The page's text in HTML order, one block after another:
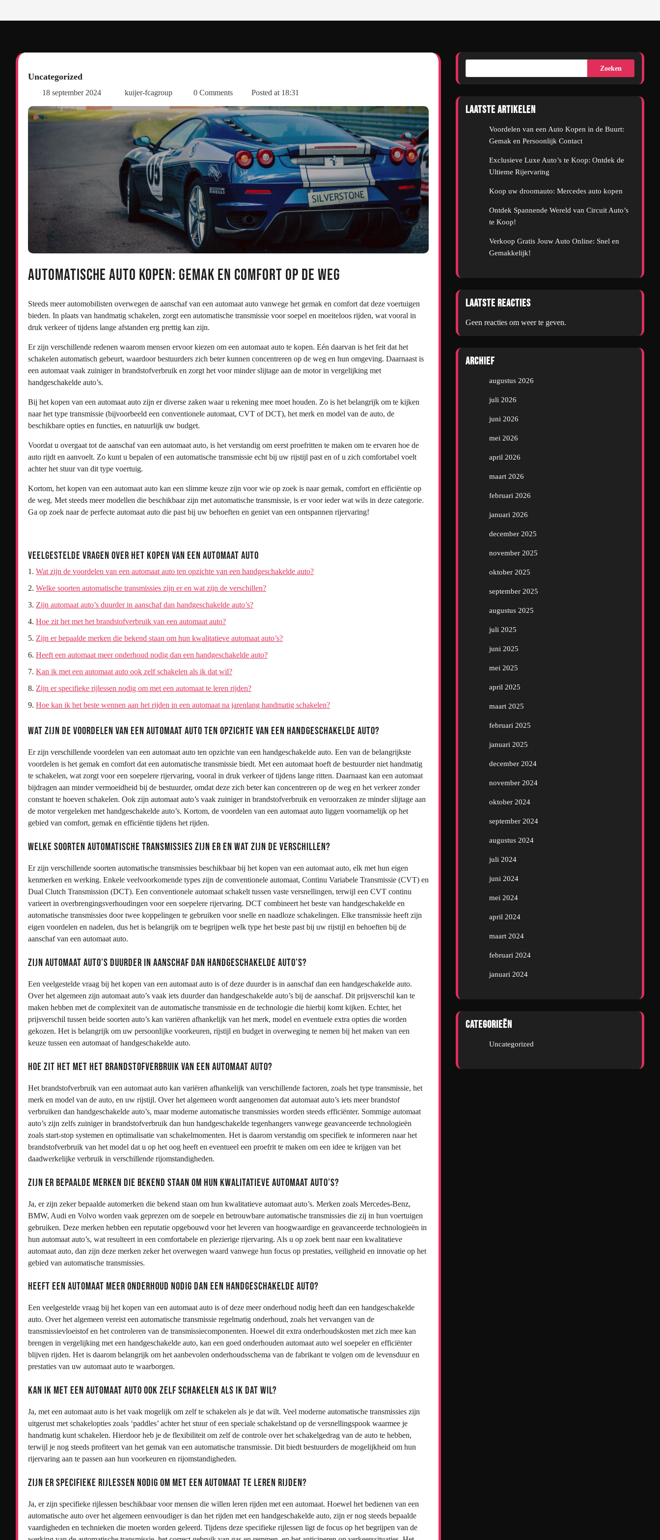
Uncategorized
18 september 2024 kuijer-fcagroup 0 Comments Posted at 18:31
Automatische auto kopen: Gemak en Comfort op de Weg
Steeds meer automobilisten overwegen de aanschaf van een automaat auto vanwege het gemak en comfort dat deze voertuigen
bieden. In plaats van handmatig schakelen, zorgt een automatische transmissie voor soepel en moeiteloos rijden, wat vooral in
druk verkeer of tijdens lange afstanden erg prettig kan zijn.
Er zijn verschillende redenen waarom mensen ervoor kiezen om een automaat auto te kopen. Eén daarvan is het feit dat het
schakelen automatisch gebeurt, waardoor bestuurders zich beter kunnen concentreren op de weg en hun omgeving. Daarnaast is
een automaat vaak zuiniger in brandstofverbruik en zorgt het voor minder slijtage aan de motor in vergelijking met
handgeschakelde auto’s.
Bij het kopen van een automaat auto zijn er diverse zaken waar u rekening mee moet houden. Zo is het belangrijk om te kijken
naar het type transmissie (bijvoorbeeld een conventionele automaat, CVT of DCT), het merk en model van de auto, de
beschikbare opties en functies, en natuurlijk uw budget.
Voordat u overgaat tot de aanschaf van een automaat auto, is het verstandig om eerst proefritten te maken om te ervaren hoe de
auto rijdt en aanvoelt. Zo kunt u bepalen of een automatische transmissie echt bij uw rijstijl past en of u zich comfortabel voelt
achter het stuur van dit type voertuig.
Kortom, het kopen van een automaat auto kan een slimme keuze zijn voor wie op zoek is naar gemak, comfort en efficiëntie op
de weg. Met steeds meer modellen die beschikbaar zijn met automatische transmissie, is er voor ieder wat wils in deze categorie.
Ga op zoek naar de perfecte automaat auto die past bij uw behoeften en geniet van een ontspannen rijervaring!
Veelgestelde Vragen over het Kopen van een Automaat Auto
Wat zijn de voordelen van een automaat auto ten opzichte van een handgeschakelde auto?
Welke soorten automatische transmissies zijn er en wat zijn de verschillen?
Zijn automaat auto’s duurder in aanschaf dan handgeschakelde auto’s?
Hoe zit het met het brandstofverbruik van een automaat auto?
Zijn er bepaalde merken die bekend staan om hun kwalitatieve automaat auto’s?
Heeft een automaat meer onderhoud nodig dan een handgeschakelde auto?
Kan ik met een automaat auto ook zelf schakelen als ik dat wil?
Zijn er specifieke rijlessen nodig om met een automaat te leren rijden?
Hoe kan ik het beste wennen aan het rijden in een automaat na jarenlang handmatig schakelen?
Wat zijn de voordelen van een automaat auto ten opzichte van een handgeschakelde auto?
Er zijn verschillende voordelen van een automaat auto ten opzichte van een handgeschakelde auto. Een van de belangrijkste
voordelen is het gemak en comfort dat een automatische transmissie biedt. Met een automaat hoeft de bestuurder niet handmatig
te schakelen, wat zorgt voor een soepelere rijervaring, vooral in druk verkeer of tijdens lange ritten. Daarnaast kan een automaat
bijdragen aan minder vermoeidheid bij de bestuurder, omdat deze zich beter kan concentreren op de weg en het verkeer zonder
constant te hoeven schakelen. Ook zijn automaat auto’s vaak zuiniger in brandstofverbruik en veroorzaken ze minder slijtage aan
de motor vergeleken met handgeschakelde auto’s. Kortom, de voordelen van een automaat auto liggen voornamelijk op het
gebied van comfort, gemak en efficiëntie tijdens het rijden.
Welke soorten automatische transmissies zijn er en wat zijn de verschillen?
Er zijn verschillende soorten automatische transmissies beschikbaar bij het kopen van een automaat auto, elk met hun eigen
kenmerken en werking. Enkele veelvoorkomende types zijn de conventionele automaat, Continu Variabele Transmissie (CVT) en
Dual Clutch Transmission (DCT). Een conventionele automaat schakelt tussen vaste versnellingen, terwijl een CVT continu
varieert in overbrengingsverhoudingen voor een soepelere rijervaring. DCT combineert het beste van handgeschakelde en
automatische transmissies door twee koppelingen te gebruiken voor snelle en naadloze schakelingen. Elke transmissie heeft zijn
eigen voordelen en nadelen, dus het is belangrijk om te begrijpen welk type het beste past bij uw rijstijl en behoeften bij de
aanschaf van een automaat auto.
Zijn automaat auto’s duurder in aanschaf dan handgeschakelde auto’s?
Een veelgestelde vraag bij het kopen van een automaat auto is of deze duurder is in aanschaf dan een handgeschakelde auto.
Over het algemeen zijn automaat auto’s vaak iets duurder dan handgeschakelde auto’s bij de aanschaf. Dit prijsverschil kan te
maken hebben met de complexiteit van de automatische transmissie en de technologie die hierbij komt kijken. Echter, het
prijsverschil tussen beide soorten auto’s kan variëren afhankelijk van het merk, model en eventuele extra opties die worden
gekozen. Het is belangrijk om uw persoonlijke voorkeuren, rijstijl en budget in overweging te nemen bij het maken van een
keuze tussen een automaat of handgeschakelde auto.
Hoe zit het met het brandstofverbruik van een automaat auto?
Het brandstofverbruik van een automaat auto kan variëren afhankelijk van verschillende factoren, zoals het type transmissie, het
merk en model van de auto, en uw rijstijl. Over het algemeen wordt aangenomen dat automaat auto’s iets meer brandstof
verbruiken dan handgeschakelde auto’s, maar moderne automatische transmissies worden steeds efficiënter. Sommige automaat
auto’s zijn zelfs zuiniger in brandstofverbruik dan hun handgeschakelde tegenhangers vanwege geavanceerde technologieën
zoals start-stop systemen en optimalisatie van schakelmomenten. Het is daarom verstandig om specifiek te informeren naar het
brandstofverbruik van het model dat u op het oog heeft en eventueel een proefrit te maken om een idee te krijgen van het
daadwerkelijke verbruik in verschillende rijomstandigheden.
Zijn er bepaalde merken die bekend staan om hun kwalitatieve automaat auto’s?
Ja, er zijn zeker bepaalde automerken die bekend staan om hun kwalitatieve automaat auto’s. Merken zoals Mercedes-Benz,
BMW, Audi en Volvo worden vaak geprezen om de soepele en betrouwbare automatische transmissies die zij in hun voertuigen
gebruiken. Deze merken hebben een reputatie opgebouwd voor het leveren van hoogwaardige en geavanceerde technologieën in
hun automaat auto’s, wat resulteert in een comfortabele en plezierige rijervaring. Als u op zoek bent naar een kwalitatieve
automaat auto, dan zijn deze merken zeker het overwegen waard vanwege hun focus op prestaties, veiligheid en innovatie op het
gebied van automatische transmissies.
Heeft een automaat meer onderhoud nodig dan een handgeschakelde auto?
Een veelgestelde vraag bij het kopen van een automaat auto is of deze meer onderhoud nodig heeft dan een handgeschakelde
auto. Over het algemeen vereist een automatische transmissie regelmatig onderhoud, zoals het vervangen van de
transmissievloeistof en het controleren van de transmissiecomponenten. Hoewel dit extra onderhoudskosten met zich mee kan
brengen in vergelijking met een handgeschakelde auto, kan een goed onderhouden automaat auto wel soepeler en efficiënter
blijven rijden. Het is daarom belangrijk om het aanbevolen onderhoudsschema van de fabrikant te volgen om de levensduur en
prestaties van uw automaat auto te waarborgen.
Kan ik met een automaat auto ook zelf schakelen als ik dat wil?
Ja, met een automaat auto is het vaak mogelijk om zelf te schakelen als je dat wilt. Veel moderne automatische transmissies zijn
uitgerust met schakelopties zoals ‘paddles’ achter het stuur of een speciale schakelstand op de versnellingspook waarmee je
handmatig kunt schakelen. Hierdoor heb je de flexibiliteit om zelf de controle over het schakelgedrag van de auto te hebben,
terwijl je nog steeds profiteert van het gemak van een automatische transmissie. Dit biedt bestuurders de mogelijkheid om hun
rijervaring aan te passen aan hun voorkeuren en rijomstandigheden.
Zijn er specifieke rijlessen nodig om met een automaat te leren rijden?
Ja, er zijn specifieke rijlessen beschikbaar voor mensen die willen leren rijden met een automaat. Hoewel het bedienen van een
automatische auto over het algemeen eenvoudiger is dan het rijden met een handgeschakelde auto, zijn er nog steeds bepaalde
vaardigheden en technieken die moeten worden geleerd. Tijdens deze specifieke rijlessen ligt de focus op het begrijpen van de
Zoeken
Laatste artikelen
Voordelen van een Auto Kopen in de Buurt:
Gemak en Persoonlijk Contact
Exclusieve Luxe Auto’s te Koop: Ontdek de
Ultieme Rijervaring
Koop uw droomauto: Mercedes auto kopen
Ontdek Spannende Wereld van Circuit Auto’s
te Koop!
Verkoop Gratis Jouw Auto Online: Snel en
Gemakkelijk!
Laatste reacties
Geen reacties om weer te geven.
Archief
augustus 2026
juli 2026
juni 2026
mei 2026
april 2026
maart 2026
februari 2026
januari 2026
december 2025
november 2025
oktober 2025
september 2025
augustus 2025
juli 2025
juni 2025
mei 2025
april 2025
maart 2025
februari 2025
januari 2025
december 2024
november 2024
oktober 2024
september 2024
augustus 2024
juli 2024
juni 2024
mei 2024
april 2024
maart 2024
februari 2024
januari 2024
Categorieën
Uncategorized